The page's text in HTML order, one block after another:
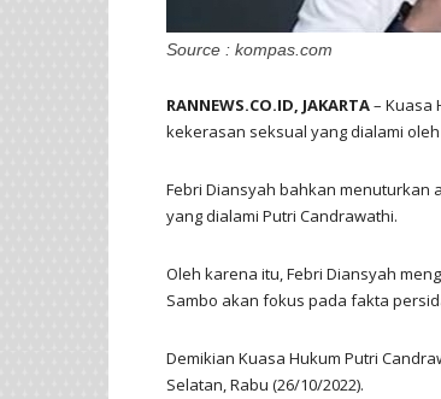
Source : kompas.com
RANNEWS.CO.ID, JAKARTA– Kuasa
kekerasan seksual yang dialami
Febri Diansyah bahkan menuturkan
yang dialami Putri Candrawathi.
Oleh karena itu, Febri Diansyah
Sambo akan fokus pada fakta
Demikian Kuasa Hukum Putri
Selatan, Rabu (26/10/2022).